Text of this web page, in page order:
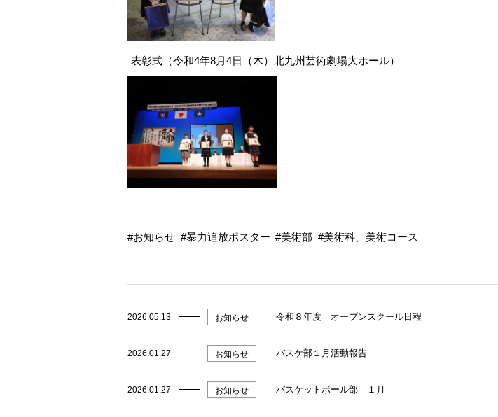
表彰式（令和4年8月4日（木）北九州芸術劇場大ホール）
お知らせ 暴力追放ポスター 美術部 美術科、美術コース
2026.05.13 お知らせ 令和８年度 オープンスクール日程
2026.01.27 お知らせ バスケ部１月活動報告
2026.01.27 お知らせ バスケットボール部 １月